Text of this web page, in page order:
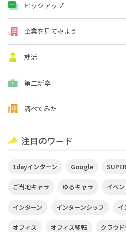
ピックアップ
企業を見てみよう
就活
第二新卒
調べてみた
注目のワード
1dayインターン Google
ご当地キャラ ゆるキャラ イベ
インターン インターンシップ イ
オフィス オフィス移転 クラウ